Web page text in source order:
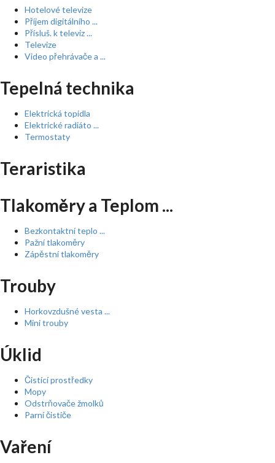
Hotelové televize
Příjem digitálního ...
Přísluš. k televiz ...
Televize
Video přehrávače a ...
Tepelná technika
Elektrická topidla
Elektrické radiáto ...
Termostaty
Teraristika
Tlakoměry a Teplom ...
Bezkontaktní teplo ...
Pažní tlakoměry
Zápěstní tlakoměry
Trouby
Horkovzdušné vesta ...
Mini trouby
Úklid
Čistící prostředky
Mopy
Odstrňovače žmolků
Parní čističe
Vaření